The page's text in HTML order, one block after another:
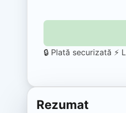
🔒 Plată securizată ⚡
Rezumat